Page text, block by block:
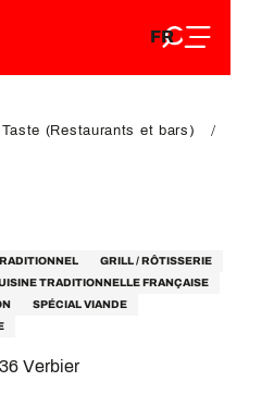
FR
EN
Taste (Restaurants et bars)
GRILL / RÔTISSERIE
TRADITIONNELLE FRANÇAISE
SPÉCIAL VIANDE
Verbier